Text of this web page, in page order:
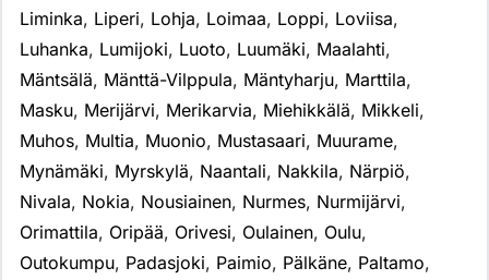
Liminka, Liperi, Lohja, Loimaa, Loppi, Loviisa,
Luhanka, Lumijoki, Luoto, Luumäki, Maalahti,
Mäntsälä, Mänttä-Vilppula, Mäntyharju, Marttila,
Masku, Merijärvi, Merikarvia, Miehikkälä, Mikkeli,
Muhos, Multia, Muonio, Mustasaari, Muurame,
Mynämäki, Myrskylä, Naantali, Nakkila, Närpiö,
Nivala, Nokia, Nousiainen, Nurmes, Nurmijärvi,
Orimattila, Oripää, Orivesi, Oulainen, Oulu,
Outokumpu, Padasjoki, Paimio, Pälkäne, Paltamo,